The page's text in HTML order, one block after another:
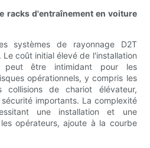
racks d'entraînement en voiture
systèmes de rayonnage D2T
coût initial élevé de l'installation
être intimidant pour les
opérationnels, y compris les
collisions de chariot élévateur,
importants. La complexité
une installation et une
opérateurs, ajoute à la courbe